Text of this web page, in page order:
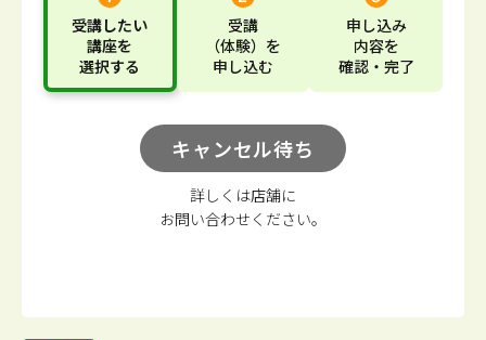
受講したい
講座を
選択する
受講
（体験） を
申し込む
申し込み
内容を
確認・完了
キャンセル待ち
詳しくは店舗に
お問い合わせください。